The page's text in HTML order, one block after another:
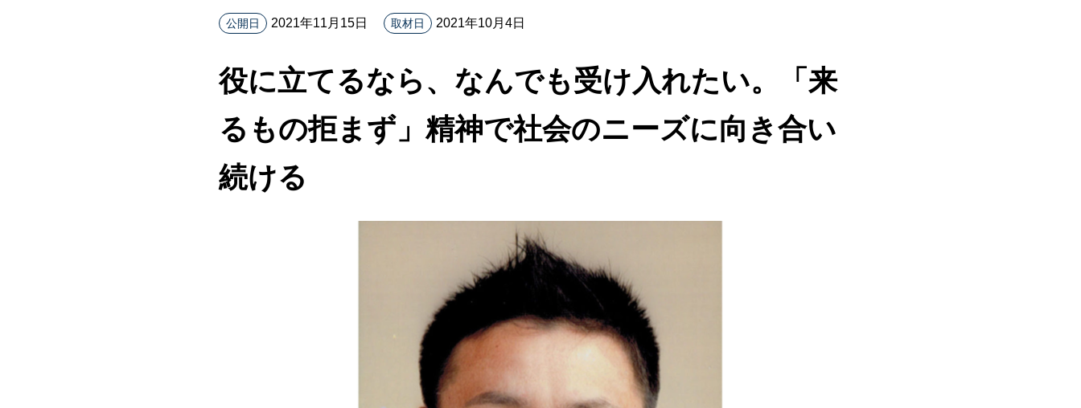
役に立てるなら、なんでも受け入れたい。「来
るもの拒まず」精神で社会のニーズに向き合い
続ける
公開日 2021年11月15日 取材日 2021年10月4日